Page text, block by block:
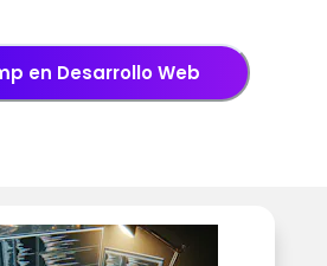
en Desarrollo Web